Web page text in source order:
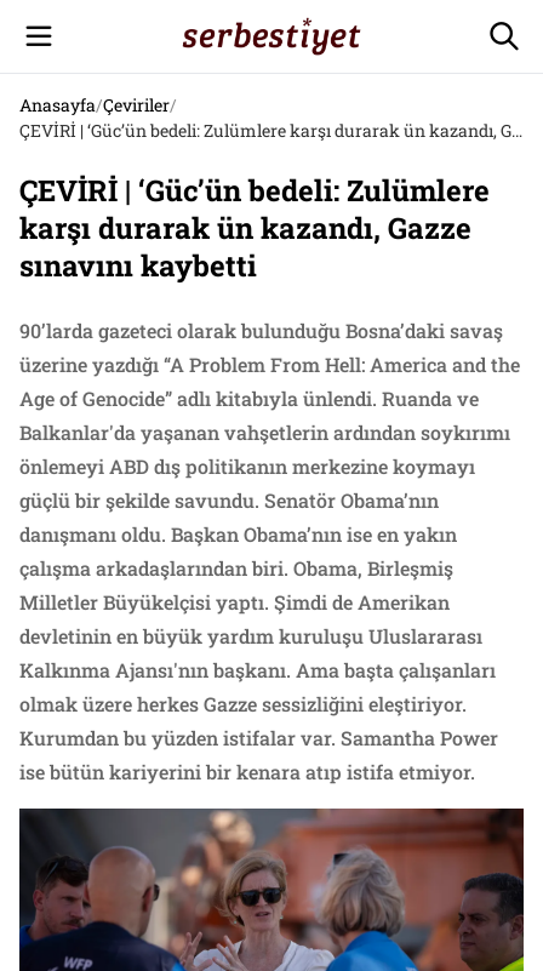
Anasayfa/Çeviriler/
ÇEVİRİ | ‘Güc’ün bedeli: Zulümlere karşı durarak ün kazandı, Gazze sınavını kaybetti
ÇEVİRİ | ‘Güc’ün bedeli: Zulümlere
karşı durarak ün kazandı, Gazze
sınavını kaybetti
90’larda gazeteci olarak bulunduğu Bosna’daki savaş
üzerine yazdığı “A Problem From Hell: America and the
Age of Genocide” adlı kitabıyla ünlendi. Ruanda ve
Balkanlar'da yaşanan vahşetlerin ardından soykırımı
önlemeyi ABD dış politikanın merkezine koymayı
güçlü bir şekilde savundu. Senatör Obama’nın
danışmanı oldu. Başkan Obama’nın ise en yakın
çalışma arkadaşlarından biri. Obama, Birleşmiş
Milletler Büyükelçisi yaptı. Şimdi de Amerikan
devletinin en büyük yardım kuruluşu Uluslararası
Kalkınma Ajansı'nın başkanı. Ama başta çalışanları
olmak üzere herkes Gazze sessizliğini eleştiriyor.
Kurumdan bu yüzden istifalar var. Samantha Power
ise bütün kariyerini bir kenara atıp istifa etmiyor.